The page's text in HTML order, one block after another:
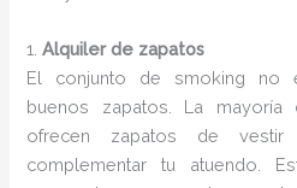
1.Alquiler de zapatos
El conjunto de smoking no
buenos zapatos. La
ofrecen zapatos de
complementar tu atuendo.